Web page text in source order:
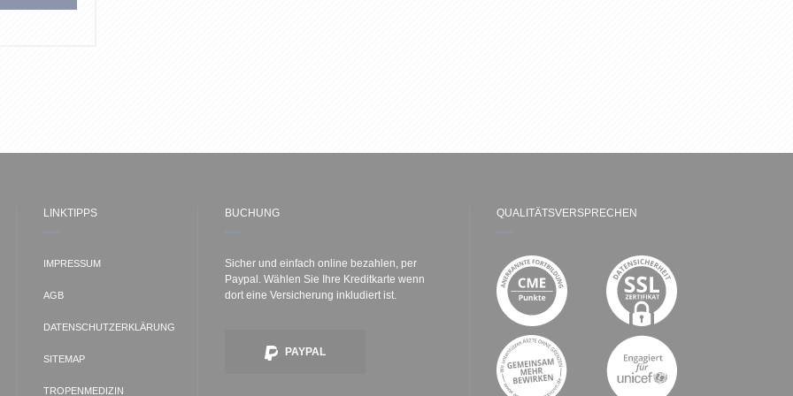
LINKTIPPS
IMPRESSUM
AGB
DATENSCHUTZERKLÄRUNG
SITEMAP
TROPENMEDIZIN
BUCHUNG
Sicher und einfach online bezahlen, per
Paypal. Wählen Sie Ihre Kreditkarte wenn
dort eine Versicherung inkludiert ist.
PAYPAL
QUALITÄTSVERSPRECHEN